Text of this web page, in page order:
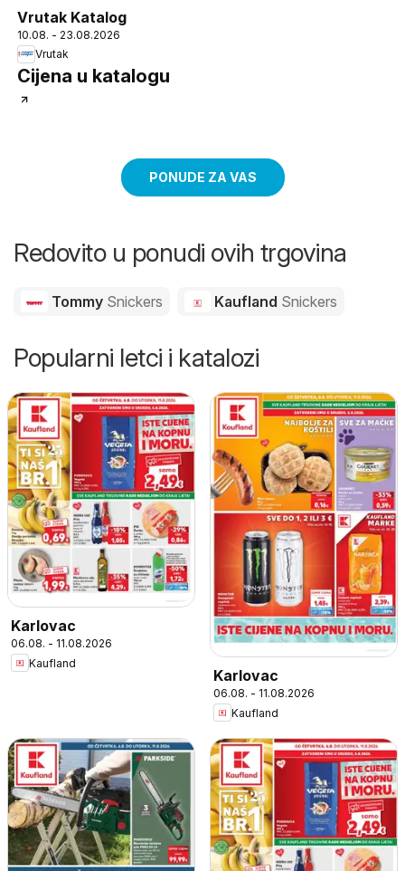
Vrutak Katalog
10.08. - 23.08.2026
Vrutak
Cijena u katalogu
PONUDE ZA VAS
Redovito u ponudi ovih trgovina
Tommy Snickers Kaufland Snickers
Popularni letci i katalozi
Karlovac
06.08. - 11.08.2026
Kaufland
Karlovac
06.08. - 11.08.2026
Kaufland